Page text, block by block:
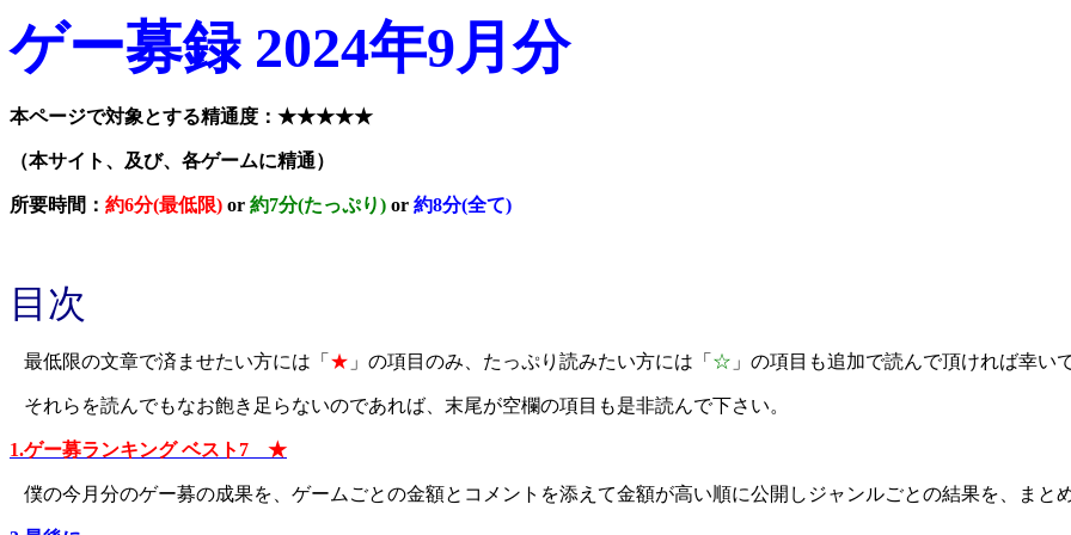
ゲー募録 2024年9月分
本ページで対象とする精通度：★★★★★
（本サイト、及び、各ゲームに精通）
所要時間： 約6分(最低限) or 約7分(たっぷり) or 約8分(全て)
目次
最低限の文章で済ませたい方には「 ★ 」の項目のみ、たっぷり読みたい方には「 ☆ 」の項目も追加で読んで頂ければ幸い
それらを読んでもなお飽き足らないのであれば、末尾が空欄の項目も是非読んで下さい。
1.ゲー募ランキング ベスト7 ★
僕の今月分のゲー募の成果を、ゲームごとの金額とコメントを添えて金額が高い順に公開しジャンルごとの結果を、まとめ